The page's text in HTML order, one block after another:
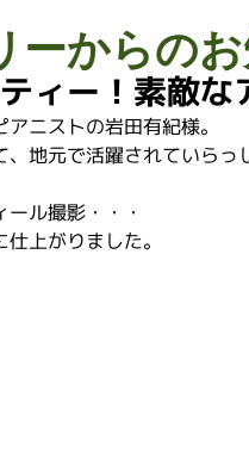
ィー！素敵
ニストの岩田有紀様。
地元で活躍されていらっ
ル撮影・・・
上がりました。
ーからの